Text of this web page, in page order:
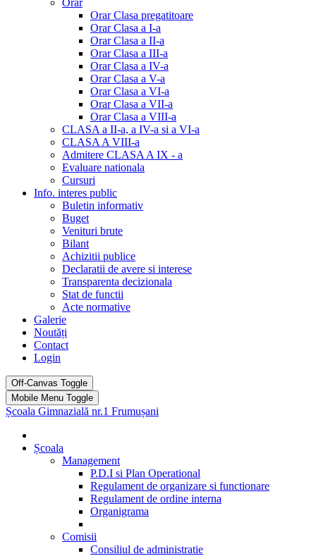
Orar
Orar Clasa pregatitoare
Orar Clasa a I-a
Orar Clasa a II-a
Orar Clasa a III-a
Orar Clasa a IV-a
Orar Clasa a V-a
Orar Clasa a VI-a
Orar Clasa a VII-a
Orar Clasa a VIII-a
CLASA a II-a, a IV-a si a VI-a
CLASA A VIII-a
Admitere CLASA A IX - a
Evaluare nationala
Cursuri
Info. interes public
Buletin informativ
Buget
Venituri brute
Bilant
Achizitii publice
Declaratii de avere si interese
Transparenta decizionala
Stat de functii
Acte normative
Galerie
Noutăți
Contact
Login
Off-Canvas Toggle
Mobile Menu Toggle
Școala Gimnazială nr.1 Frumușani
Școala
Management
P.D.I si Plan Operational
Regulament de organizare si functionare
Regulament de ordine interna
Organigrama
Comisii
Consiliul de administratie